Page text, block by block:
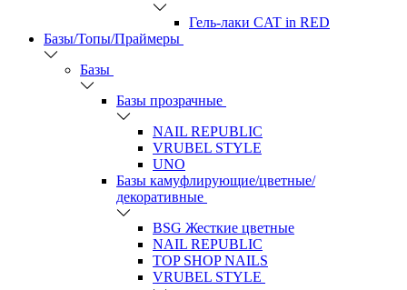
Гель-лаки CAT in RED
Базы/Топы/Праймеры
Базы
Базы прозрачные
NAIL REPUBLIC
VRUBEL STYLE
UNO
Базы камуфлирующие/цветные/
декоративные
BSG Жесткие цветные
NAIL REPUBLIC
TOP SHOP NAILS
VRUBEL STYLE